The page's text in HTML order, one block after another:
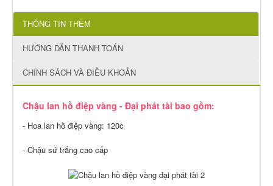
THÔNG TIN THÊM
HƯỚNG DẪN THANH TOÁN
CHÍNH SÁCH VÀ ĐIỀU KHOẢN
Chậu lan hồ điệp vàng - Đại phát tài bao gồm:
- Hoa lan hồ điệp vàng: 120c
- Chậu sứ trắng cao cấp